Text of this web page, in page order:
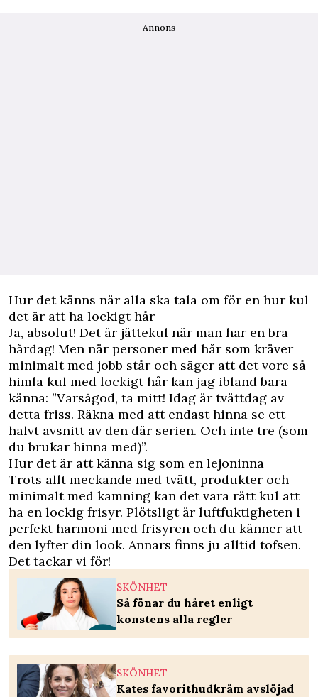
Annons
Hur det känns när alla ska tala om för en hur kul
det är att ha lockigt hår
Ja, absolut! Det är jättekul när man har en bra
hårdag! Men när personer med hår som kräver
minimalt med jobb står och säger att det vore så
himla kul med lockigt hår kan jag ibland bara
känna: ”Varsågod, ta mitt! Idag är tvättdag av
detta friss. Räkna med att endast hinna se ett
halvt avsnitt av den där serien. Och inte tre (som
du brukar hinna med)”.
Hur det är att känna sig som en lejoninna
Trots allt meckande med tvätt, produkter och
minimalt med kamning kan det vara rätt kul att
ha en lockig frisyr. Plötsligt är luftfuktigheten i
perfekt harmoni med frisyren och du känner att
den lyfter din look. Annars finns ju alltid tofsen.
Det tackar vi för!
SKÖNHET
Så fönar du håret enligt
konstens alla regler
SKÖNHET
Kates favorithudkräm avslöjad